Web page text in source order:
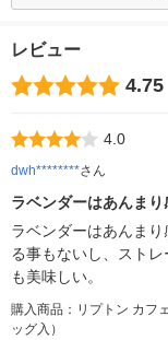
レビュー
4.75
4.0
dwh********さん
ラベンダーはあんま
ラベンダーはあんま
る事もないし、スト
も美味しい。
購入商品：リプトン カフ
ッグ入）